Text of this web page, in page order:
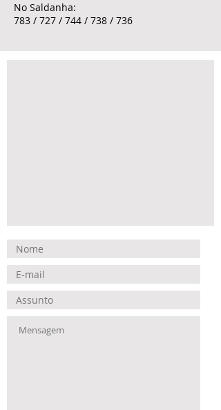
No Saldanha:
783 / 727 / 744 / 738 / 736